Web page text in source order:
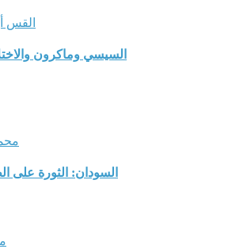
القس
السيسي وماكرون
السودان: الثورة على